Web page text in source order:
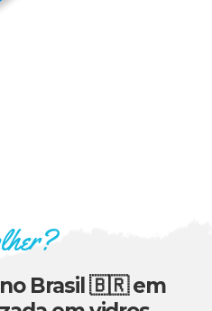
Brasil 🇧🇷 em